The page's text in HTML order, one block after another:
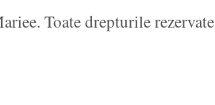
Toate drepturile rezervate